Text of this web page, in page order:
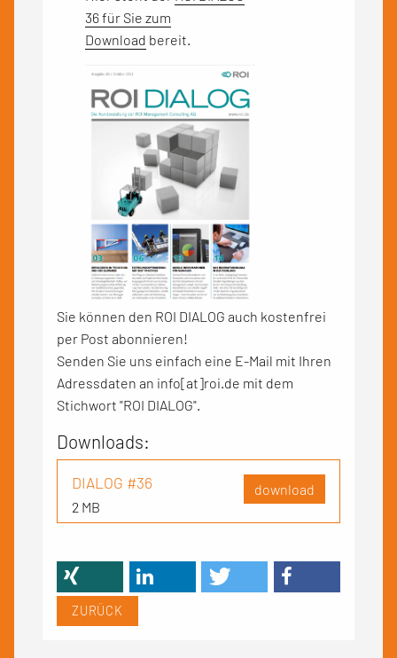
36 für Sie zum
Download bereit.
Sie können den ROI DIALOG auch kostenfrei
per Post abonnieren!
Senden Sie uns einfach eine E-Mail mit Ihren
Adressdaten an info[at]roi.de mit dem
Stichwort "ROI DIALOG".
Downloads:
DIALOG #36
2 MB
download
ZURÜCK